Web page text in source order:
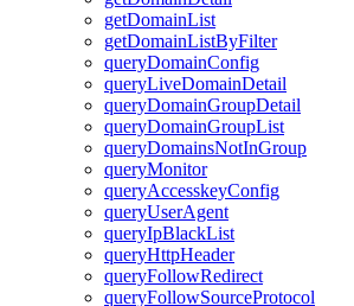
getDomainList
getDomainListByFilter
queryDomainConfig
queryLiveDomainDetail
queryDomainGroupDetail
queryDomainGroupList
queryDomainsNotInGroup
queryMonitor
queryAccesskeyConfig
queryUserAgent
queryIpBlackList
queryHttpHeader
queryFollowRedirect
queryFollowSourceProtocol